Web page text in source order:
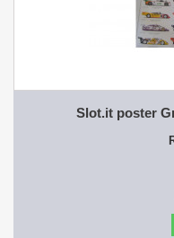
Slot.it poster